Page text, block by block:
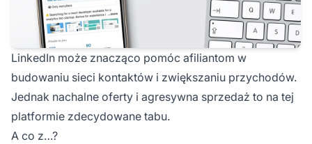
LinkedIn może znacząco pomóc afiliantom w
budowaniu sieci kontaktów i zwiększaniu przychodów.
Jednak nachalne oferty i agresywna sprzedaż to na tej
platformie zdecydowane tabu.
A co z…?